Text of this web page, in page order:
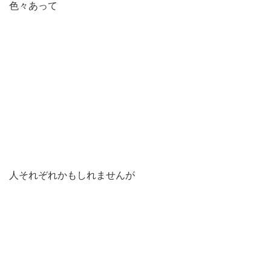
色々あって
人それぞれかもしれませんが